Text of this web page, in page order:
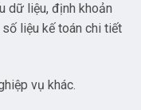
dữ liệu, định khoản
liệu kế toán chi tiết
vụ khác.